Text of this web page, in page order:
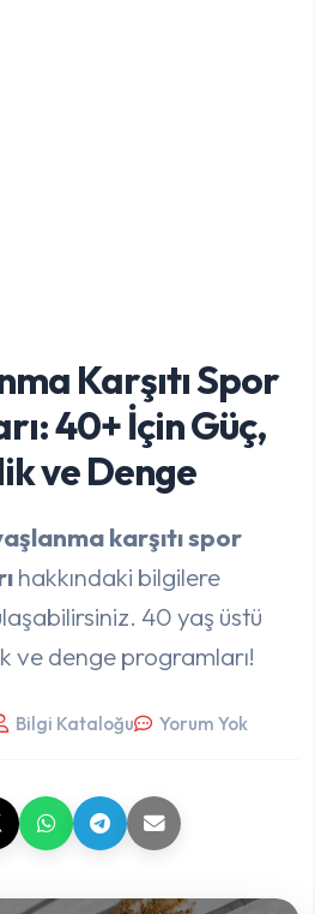
Karşıtı Spor
40+ İçin Güç,
ve Denge
karşıtı spor
hakkındaki bilgilere
40 yaş üstü
ve denge programları!
Bilgi Kataloğu Yorum Yok